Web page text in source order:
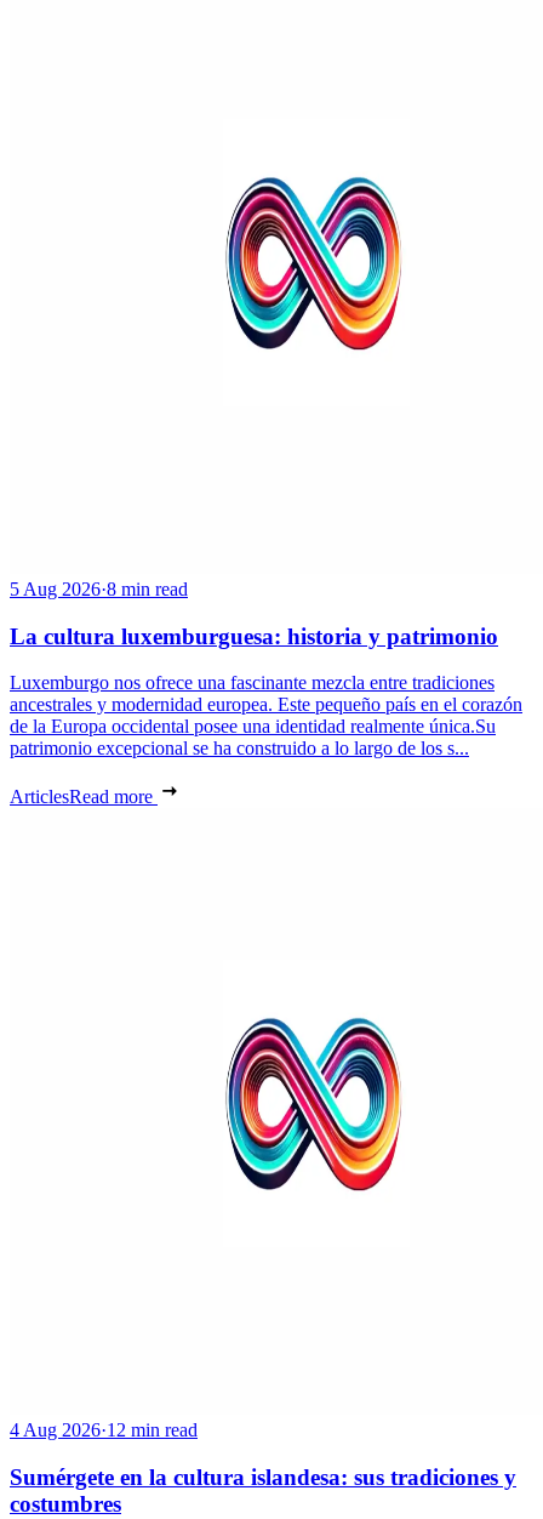
5 Aug 2026·8 min read
La cultura luxemburguesa: historia y patrimonio
Luxemburgo nos ofrece una fascinante mezcla entre tradiciones
ancestrales y modernidad europea. Este pequeño país en el corazón
de la Europa occidental posee una identidad realmente única.Su
patrimonio excepcional se ha construido a lo largo de los s...
ArticlesRead more
4 Aug 2026·12 min read
Sumérgete en la cultura islandesa: sus tradiciones y
costumbres